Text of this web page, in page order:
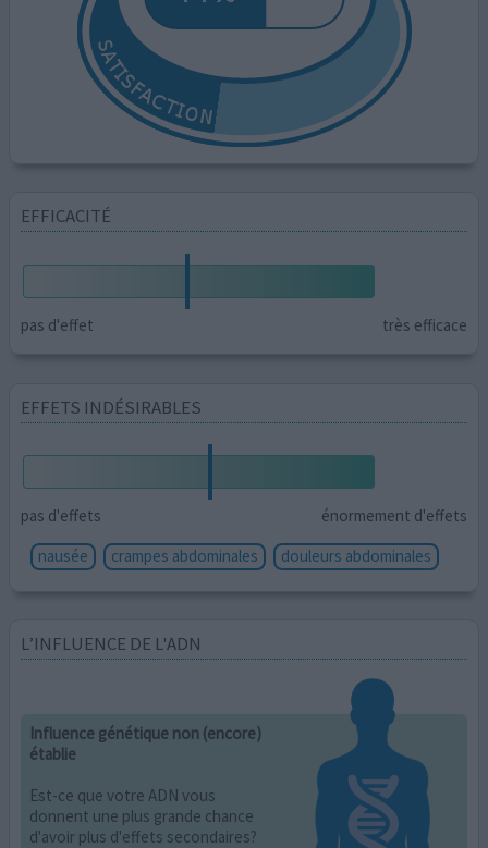
EFFICACITÉ
pas d'effet très efficace
EFFETS INDÉSIRABLES
pas d'effets
énormement d'effets
nausée
crampes abdominales douleurs abdominales
L’INFLUENCE DE L'ADN
Influence génétique non (encore)
établie
Est-ce que votre ADN vous
donnent une plus grande chance
d'avoir plus d'effets secondaires?